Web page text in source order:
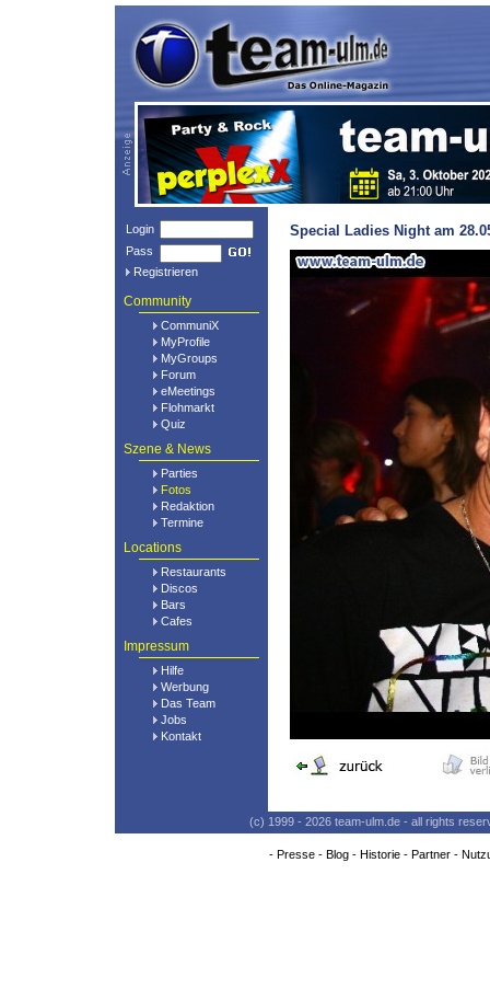
Login
Pass
Registrieren
Community
CommuniX
MyProfile
MyGroups
Forum
eMeetings
Flohmarkt
Quiz
Szene & News
Parties
Fotos
Redaktion
Termine
Locations
Restaurants
Discos
Bars
Cafes
Impressum
Hilfe
Werbung
Das Team
Jobs
Kontakt
Special Ladies Night am
(c) 1999 - 2026 team-ulm.de - all rights
- Presse- Blog- Historie- Partner-